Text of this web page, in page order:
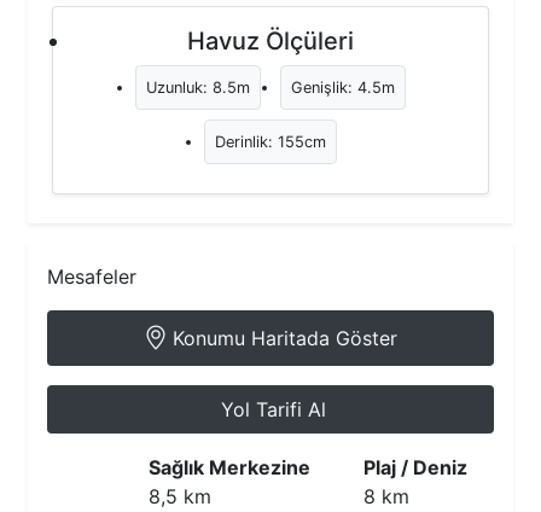
Havuz Ölçüleri
Uzunluk: 8.5m Genişlik: 4.5m
Derinlik: 155cm
Mesafeler
Konumu Haritada Göster
Yol Tarifi Al
Sağlık Merkezine
8,5 km
Plaj / Deniz
8 km